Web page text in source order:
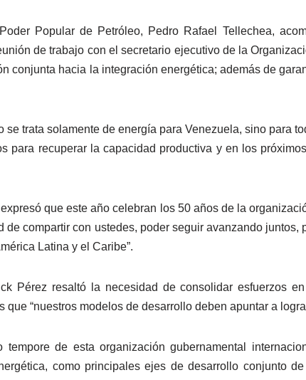
Popular de Petróleo, Pedro Rafael Tellechea,
de trabajo con el secretario ejecutivo de la
conjunta hacia la integración energética; además de
trata solamente de energía para Venezuela, sino para
para recuperar la capacidad productiva y en los
que este año celebran los 50 años de la
de compartir con ustedes, poder seguir avanzando
Latina y el Caribe”.
Pérez resaltó la necesidad de consolidar esfuerzos
“nuestros modelos de desarrollo deben apuntar a
de esta organización gubernamental
como principales ejes de desarrollo conjunto